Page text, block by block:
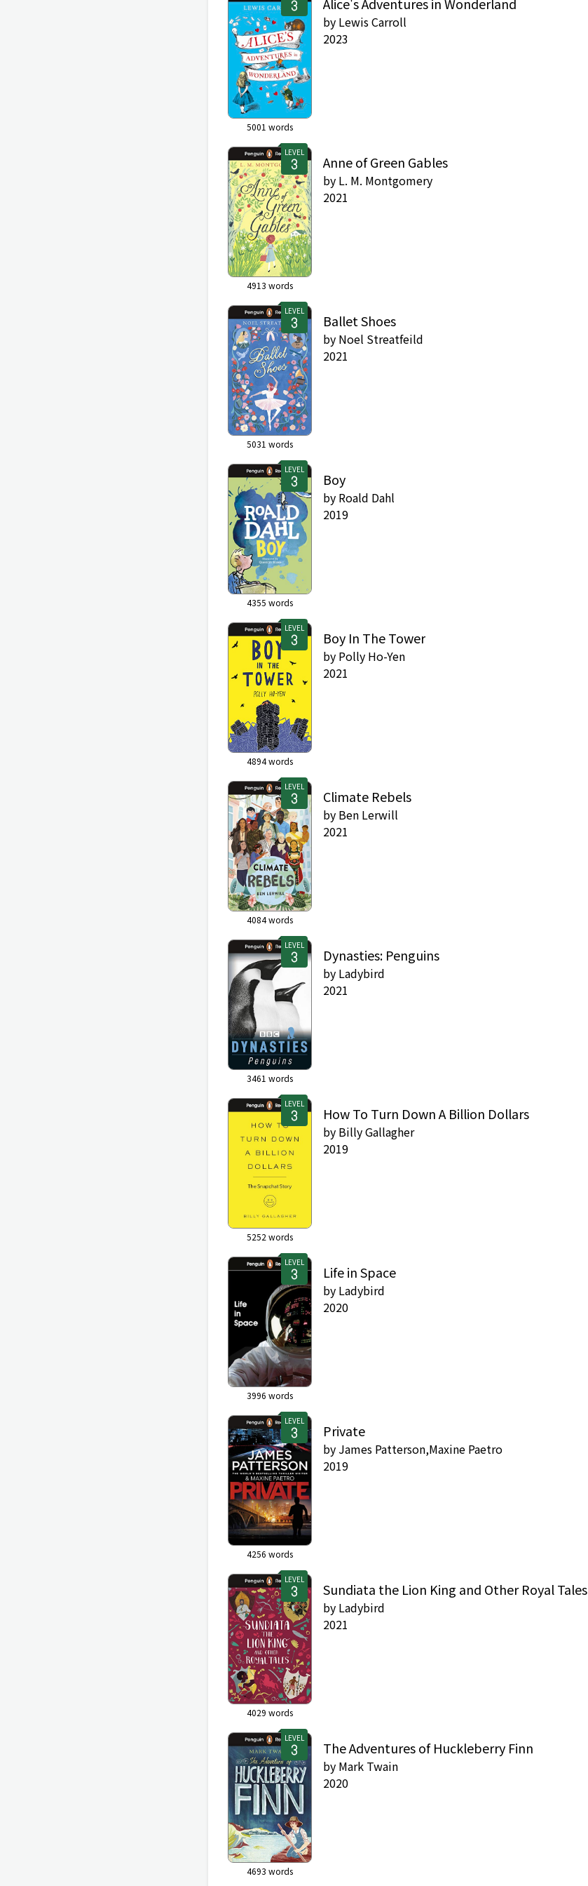
5001 words
by Lewis Carroll
2023
LEVEL
4913 words
Anne of Green Gables
by L. M. Montgomery
2021
LEVEL
5031 words
Ballet Shoes
by Noel Streatfeild
2021
LEVEL
4355 words
Boy
by Roald Dahl
2019
LEVEL
4894words
Boy In The Tower
by Polly Ho-Yen
2021
LEVEL
4084words
Climate Rebels
by Ben Lerwill
2021
LEVEL
3461 words
Dynasties: Penguins
by Ladybird
2021
LEVEL
5252 words
How To Turn Down A Billion Dollars
by Billy Gallagher
2019
LEVEL
3996 words
Life in Space
by Ladybird
2020
LEVEL
4256 words
Private
by James Patterson,Maxine Paetro
2019
LEVEL
4029 words
Sundiata the Lion King and Other Royal Tales
by Ladybird
2021
LEVEL
4693 words
The Adventures of Huckleberry Finn
by Mark Twain
2020